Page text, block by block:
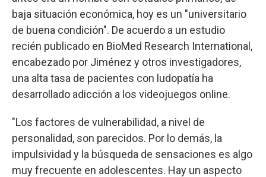
baja situación económica, hoy es un "universitario
de buena condición". De acuerdo a un estudio
recién publicado en BioMed Research International,
encabezado por Jiménez y otros investigadores,
una alta tasa de pacientes con ludopatía ha
desarrollado adicción a los videojuegos online.
"Los factores de vulnerabilidad, a nivel de
personalidad, son parecidos. Por lo demás, la
impulsividad y la búsqueda de sensaciones es algo
muy frecuente en adolescentes. Hay un aspecto